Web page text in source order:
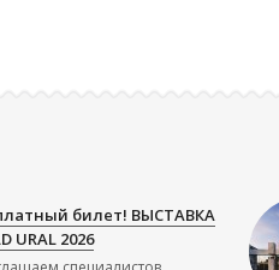
билет! ВЫСТАВКА
URAL 2026